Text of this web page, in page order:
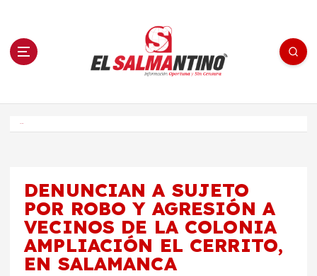
n El Salmantino - medios/noticias/editorial
DENUNCIAN A SUJETO
POR ROBO Y AGRESIÓN A
VECINOS DE LA COLONIA
AMPLIACIÓN EL CERRITO,
EN SALAMANCA